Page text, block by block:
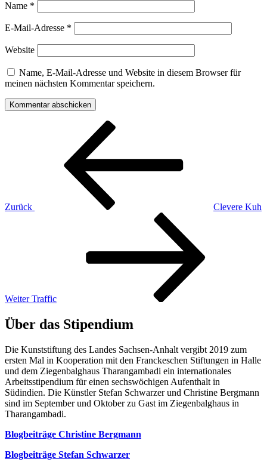
Name *
E-Mail-Adresse *
Website
Name, E-Mail-Adresse und Website in diesem Browser für
meinen nächsten Kommentar speichern.
Beitragsnavigation
Zurück
Clevere Kuh
Weiter Traffic
Über das Stipendium
Die Kunststiftung des Landes Sachsen-Anhalt vergibt 2019 zum
ersten Mal in Kooperation mit den Franckeschen Stiftungen in Halle
und dem Ziegenbalghaus Tharangambadi ein internationales
Arbeitsstipendium für einen sechswöchigen Aufenthalt in
Südindien. Die Künstler Stefan Schwarzer und Christine Bergmann
sind im September und Oktober zu Gast im Ziegenbalghaus in
Tharangambadi.
Blogbeiträge Christine Bergmann
Blogbeiträge Stefan Schwarzer